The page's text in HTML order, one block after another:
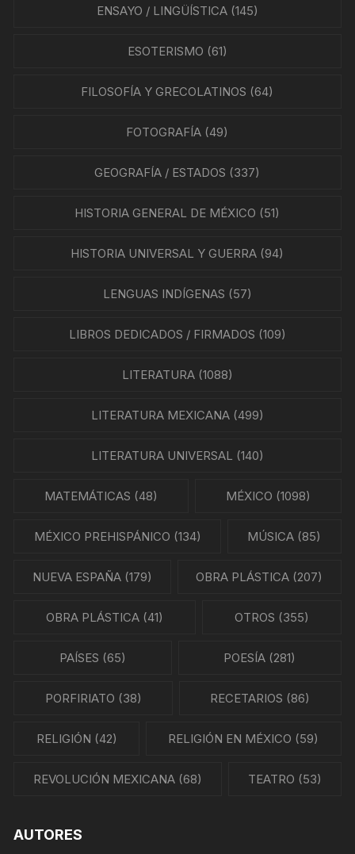
ENSAYO / LINGÜÍSTICA(145)
ESOTERISMO (61)
FILOSOFÍA Y GRECOLATINOS (64)
FOTOGRAFÍA (49)
GEOGRAFÍA / ESTADOS (337)
HISTORIA GENERAL DE MÉXICO (51)
HISTORIA UNIVERSAL Y GUERRA (94)
LENGUAS INDÍGENAS (57)
LIBROS DEDICADOS / FIRMADOS (109)
LITERATURA(1088)
LITERATURA MEXICANA(499)
LITERATURA UNIVERSAL (140)
MATEMÁTICAS (48) MÉXICO (1098)
MÉXICO PREHISPÁNICO (134) MÚSICA (85)
NUEVA ESPAÑA(179) OBRA PLÁSTICA (207)
OBRA PLÁSTICA (41) OTROS (355)
PAÍSES (65) POESÍA (281)
PORFIRIATO (38) RECETARIOS (86)
RELIGIÓN (42) RELIGIÓN EN MÉXICO (59)
REVOLUCIÓN MEXICANA (68) TEATRO (53)
AUTORES